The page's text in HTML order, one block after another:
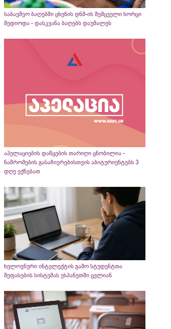
საბავშვო ბაღებში ცხენის დნმ-ის შემცველი ხორცი
შედიოდა - დასკვანა ბაღებს დაუმალეს
აპელაციების დაწყების თარიღი ცნობილია -
ნაშრომების გასაჩივრებისთვის აბიტურიენტებს 3
დღე ექნებათ
ხელოვნური ინტელექტის გამო სტუდენტთა
შეფასების სისტემას ესპანეთში ცვლიან